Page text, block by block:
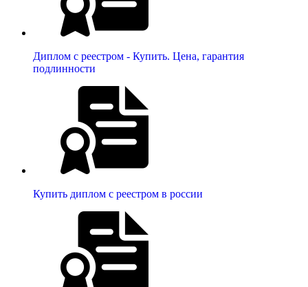
Диплом с реестром - Купить. Цена, гарантия
подлинности
Купить диплом с реестром в россии